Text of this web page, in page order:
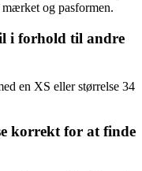
og pasformen.
i forhold til andre
en XS eller størrelse 34
korrekt for at finde